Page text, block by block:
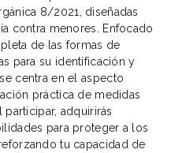
8/2021, diseñadas
contra menores. Enfocado
de las formas de
para su identificación y
centra en el aspecto
práctica de medidas
adquirirás
para proteger a los
tu capacidad de